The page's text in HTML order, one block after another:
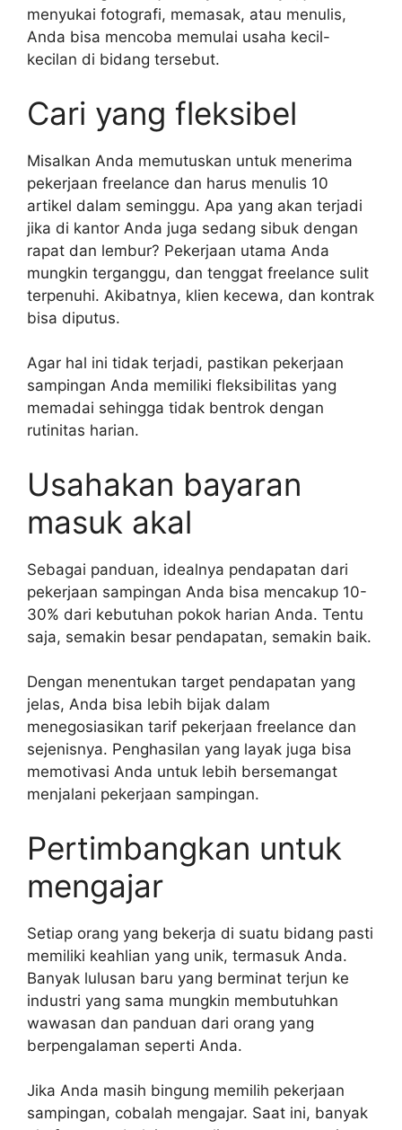
menyukai fotografi, memasak, atau menulis,
Anda bisa mencoba memulai usaha kecil-
kecilan di bidang tersebut.
Cari yang fleksibel
Misalkan Anda memutuskan untuk menerima
pekerjaan freelance dan harus menulis 10
artikel dalam seminggu. Apa yang akan terjadi
jika di kantor Anda juga sedang sibuk dengan
rapat dan lembur? Pekerjaan utama Anda
mungkin terganggu, dan tenggat freelance sulit
terpenuhi. Akibatnya, klien kecewa, dan kontrak
bisa diputus.
Agar hal ini tidak terjadi, pastikan pekerjaan
sampingan Anda memiliki fleksibilitas yang
memadai sehingga tidak bentrok dengan
rutinitas harian.
Usahakan bayaran
masuk akal
Sebagai panduan, idealnya pendapatan dari
pekerjaan sampingan Anda bisa mencakup 10-
30% dari kebutuhan pokok harian Anda. Tentu
saja, semakin besar pendapatan, semakin baik.
Dengan menentukan target pendapatan yang
jelas, Anda bisa lebih bijak dalam
menegosiasikan tarif pekerjaan freelance dan
sejenisnya. Penghasilan yang layak juga bisa
memotivasi Anda untuk lebih bersemangat
menjalani pekerjaan sampingan.
Pertimbangkan untuk
mengajar
Setiap orang yang bekerja di suatu bidang pasti
memiliki keahlian yang unik, termasuk Anda.
Banyak lulusan baru yang berminat terjun ke
industri yang sama mungkin membutuhkan
wawasan dan panduan dari orang yang
berpengalaman seperti Anda.
Jika Anda masih bingung memilih pekerjaan
sampingan, cobalah mengajar. Saat ini, banyak